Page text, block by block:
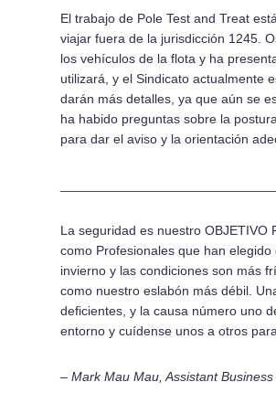
El trabajo de Pole Test and Treat
viajar fuera de la jurisdicción 1245.
los vehículos de la flota y ha
utilizará, y el Sindicato actualmente
darán más detalles, ya que aún se
ha habido preguntas sobre la
para dar el aviso y la orientación
La seguridad es nuestro OBJETIVO
como Profesionales que han
invierno y las condiciones son más
como nuestro eslabón más débil.
deficientes, y la causa número uno
entorno y cuídense unos a otros
– Mark Mau Mau, Assistant